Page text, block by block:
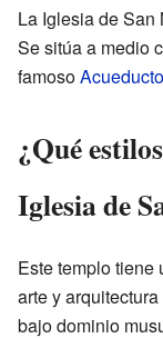
La Iglesia de San
Se sitúa a medio
famoso
¿Qué
Iglesia de
Este templo tiene
arte y
bajo dominio